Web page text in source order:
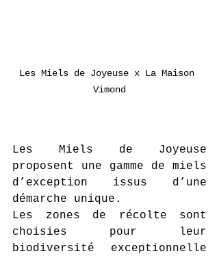
Les Miels de Joyeuse x La Maison
Vimond
Les Miels de Joyeuse
proposent une gamme de miels
d’exception issus d’une
démarche unique.
Les zones de récolte sont
choisies pour leur
biodiversité exceptionnelle